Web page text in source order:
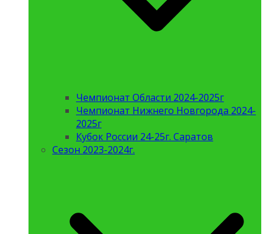
Чемпионат Области 2024-2025г
Чемпионат Нижнего Новгорода 2024-
2025г
Кубок России 24-25г. Саратов
Сезон 2023-2024г.